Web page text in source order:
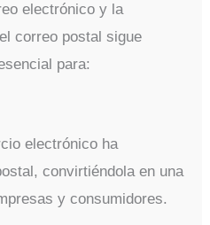
electrónico y la
correo postal sigue
para:
electrónico ha
convirtiéndola en una
y consumidores.